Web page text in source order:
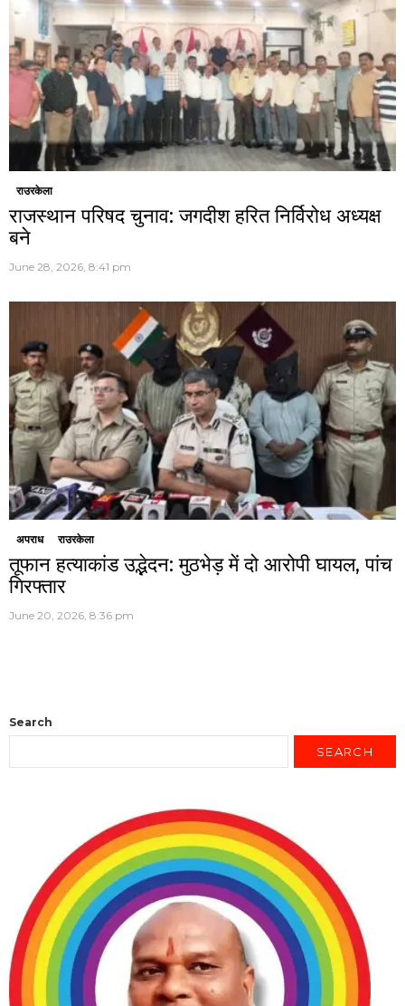
राउरकेला
राजस्थान परिषद चुनाव: जगदीश हरित निर्विरोध अध्यक्ष
बने
June 28, 2026, 8:41 pm
अपराध राउरकेला
तूफान हत्याकांड उद्भेदन: मुठभेड़ में दो आरोपी घायल, पांच
गिरफ्तार
June 20, 2026, 8:36 pm
Search
SEARCH